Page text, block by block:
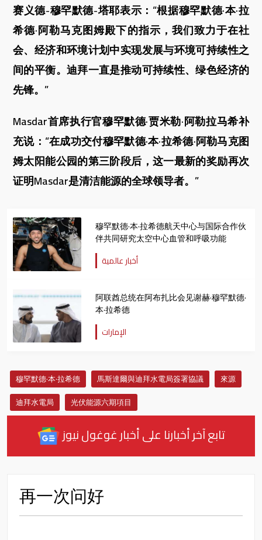
赛义德-穆罕默德-塔耶表示：“根据穆罕默德·本·拉
希德·阿勒马克图姆殿下的指示，我们致力于在社
会、经济和环境计划中实现发展与环境可持续性之
间的平衡。迪拜一直是推动可持续性、绿色经济的
先锋。”
Masdar首席执行官穆罕默德·贾米勒·阿勒拉马希补
充说：“在成功交付穆罕默德·本·拉希德·阿勒马克图
姆太阳能公园的第三阶段后，这一最新的奖励再次
证明Masdar是清洁能源的全球领导者。”
穆罕默德·本·拉希德航天中心与国际合作伙
伴共同研究太空中心血管和呼吸功能
أخبار عالمية
阿联酋总统在阿布扎比会见谢赫·穆罕默德·
本·拉希德
الإمارات
穆罕默德·本·拉希德 馬斯達爾與迪拜水電局簽署協議
來源
迪拜水電局
光伏能源六期項目
تابع آخر أخبارنا على أخبار غوغول نيوز
再一次问好